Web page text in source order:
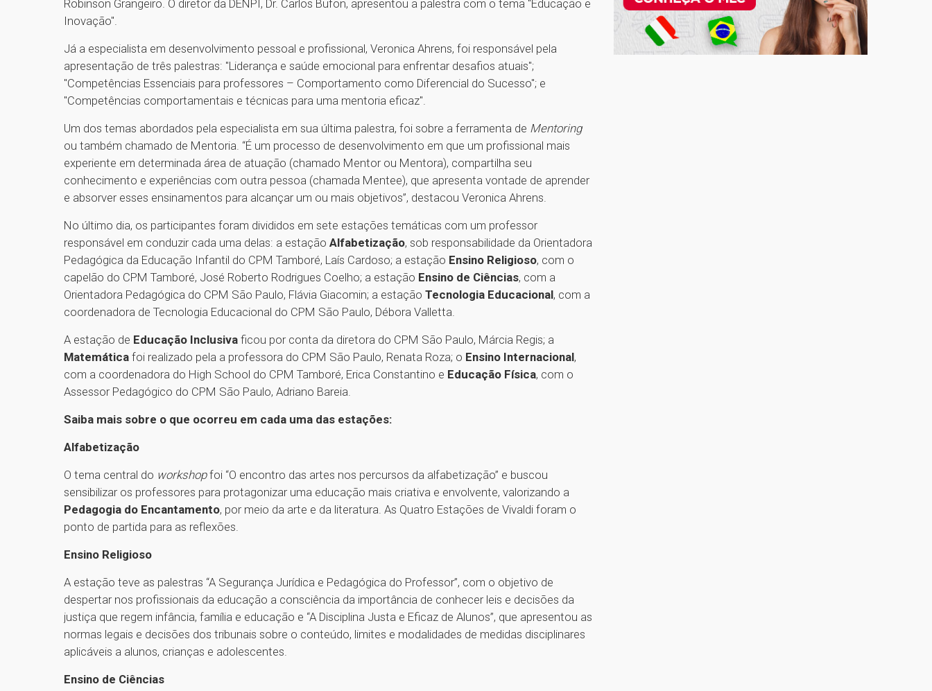
Robinson Grangeiro. O diretor da DENPI, Dr. Carlos Bufon, apresentou a palestra com o tema "Educação e
Inovação".
Já a especialista em desenvolvimento pessoal e profissional, Veronica Ahrens, foi responsável pela
apresentação de três palestras: "Liderança e saúde emocional para enfrentar desafios atuais";
"Competências Essenciais para professores – Comportamento como Diferencial do Sucesso"; e
"Competências comportamentais e técnicas para uma mentoria eficaz".
Um dos temas abordados pela especialista em sua última palestra, foi sobre a ferramenta de Mentoring
ou também chamado de Mentoria. “É um processo de desenvolvimento em que um profissional mais
experiente em determinada área de atuação (chamado Mentor ou Mentora), compartilha seu
conhecimento e experiências com outra pessoa (chamada Mentee), que apresenta vontade de aprender
e absorver esses ensinamentos para alcançar um ou mais objetivos”, destacou Veronica Ahrens.
No último dia, os participantes foram divididos em sete estações temáticas com um professor
responsável em conduzir cada uma delas: a estação Alfabetização, sob responsabilidade da Orientadora
Pedagógica da Educação Infantil do CPM Tamboré, Laís Cardoso; a estação Ensino Religioso, com o
capelão do CPM Tamboré, José Roberto Rodrigues Coelho; a estação Ensino de Ciências, com a
Orientadora Pedagógica do CPM São Paulo, Flávia Giacomin; a estação Tecnologia Educacional, com a
coordenadora de Tecnologia Educacional do CPM São Paulo, Débora Valletta.
A estação de Educação Inclusiva ficou por conta da diretora do CPM São Paulo, Márcia Regis; a
Matemática foi realizado pela a professora do CPM São Paulo, Renata Roza; o Ensino Internacional,
com a coordenadora do High School do CPM Tamboré, Erica Constantino e Educação Física, com o
Assessor Pedagógico do CPM São Paulo, Adriano Bareia.
Saiba mais sobre o que ocorreu em cada uma das estações:
Alfabetização
O tema central do workshopfoi “O encontro das artes nos percursos da alfabetização” e buscou
sensibilizar os professores para protagonizar uma educação mais criativa e envolvente, valorizando a
Pedagogia do Encantamento, por meio da arte e da literatura. As Quatro Estações de Vivaldi foram o
ponto de partida para as reflexões.
Ensino Religioso
A estação teve as palestras “A Segurança Jurídica e Pedagógica do Professor”, com o objetivo de
despertar nos profissionais da educação a consciência da importância de conhecer leis e decisões da
justiça que regem infância, família e educação e “A Disciplina Justa e Eficaz de Alunos”, que apresentou as
normas legais e decisões dos tribunais sobre o conteúdo, limites e modalidades de medidas disciplinares
aplicáveis a alunos, crianças e adolescentes.
Ensino de Ciências